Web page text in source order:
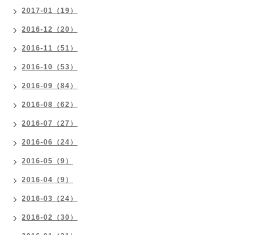
2017-01（19）
2016-12（20）
2016-11（51）
2016-10（53）
2016-09（84）
2016-08（62）
2016-07（27）
2016-06（24）
2016-05（9）
2016-04（9）
2016-03（24）
2016-02（30）